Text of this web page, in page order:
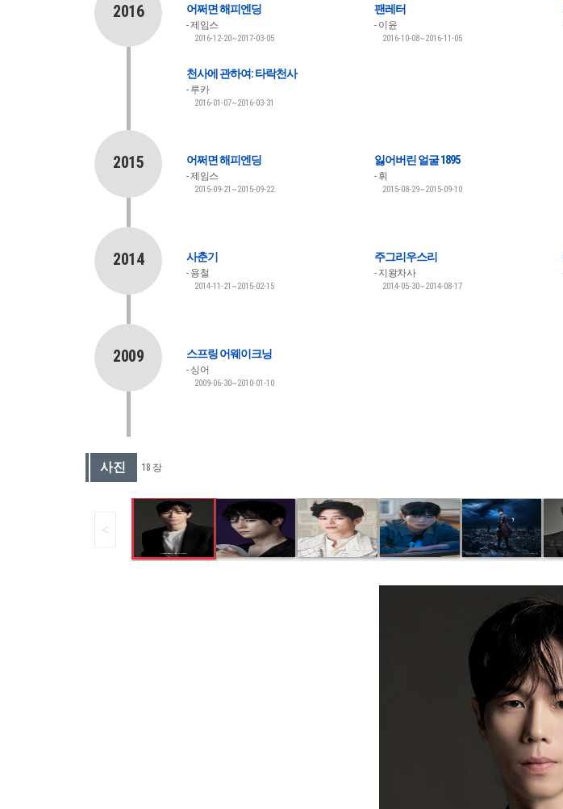
2016 어쩌면 해피엔딩
제임스
2016-12-20~2017-03-05
팬레터
이윤
2016-10-08~2016-11-05
천사에 관하여: 타락천사
루카
2016-01-07~2016-03-31
2015 어쩌면 해피엔딩
제임스
2015-09-21~2015-09-22
잃어버린 얼굴 1895
휘
2015-08-29~2015-09-10
2014 사춘기
용철
2014-11-21~2015-02-15
주그리우스리
지왕차사
2014-05-30~2014-08-17
2009 스프링 어웨이크닝
싱어
2009-06-30~2010-01-10
사진 18 장